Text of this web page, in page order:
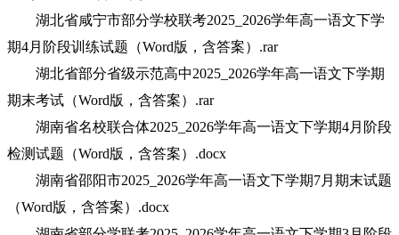
湖北省咸宁市部分学校联考2025_2026学年高一语文下学
期4月阶段训练试题（Word版，含答案）.rar
湖北省部分省级示范高中2025_2026学年高一语文下学期
期末考试（Word版，含答案）.rar
湖南省名校联合体2025_2026学年高一语文下学期4月阶段
检测试题（Word版，含答案）.docx
湖南省邵阳市2025_2026学年高一语文下学期7月期末试题
（Word版，含答案）.docx